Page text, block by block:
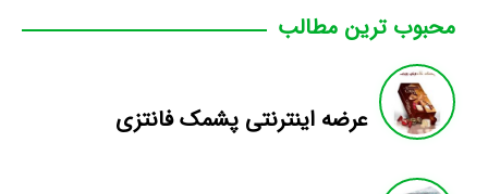
محبوب ترین مطالب
عرضه اینترنتی پشمک فانتزی